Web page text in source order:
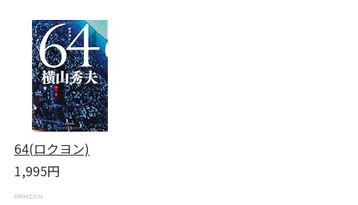
64(ロクヨン)
1,995円